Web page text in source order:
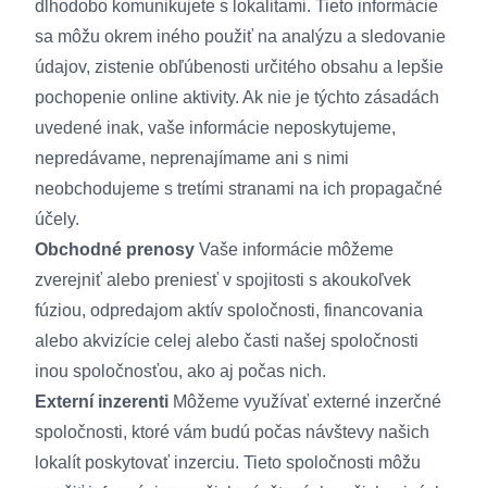
dlhodobo komunikujete s lokalitami. Tieto informácie
sa môžu okrem iného použiť na analýzu a sledovanie
údajov, zistenie obľúbenosti určitého obsahu a lepšie
pochopenie online aktivity. Ak nie je týchto zásadách
uvedené inak, vaše informácie neposkytujeme,
nepredávame, neprenajímame ani s nimi
neobchodujeme s tretími stranami na ich propagačné
účely.
Obchodné prenosy Vaše informácie môžeme
zverejniť alebo preniesť v spojitosti s akoukoľvek
fúziou, odpredajom aktív spoločnosti, financovania
alebo akvizície celej alebo časti našej spoločnosti
inou spoločnosťou, ako aj počas nich.
Externí inzerenti Môžeme využívať externé inzerčné
spoločnosti, ktoré vám budú počas návštevy našich
lokalít poskytovať inzerciu. Tieto spoločnosti môžu